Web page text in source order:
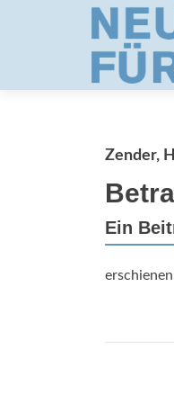
Zender,
Ein